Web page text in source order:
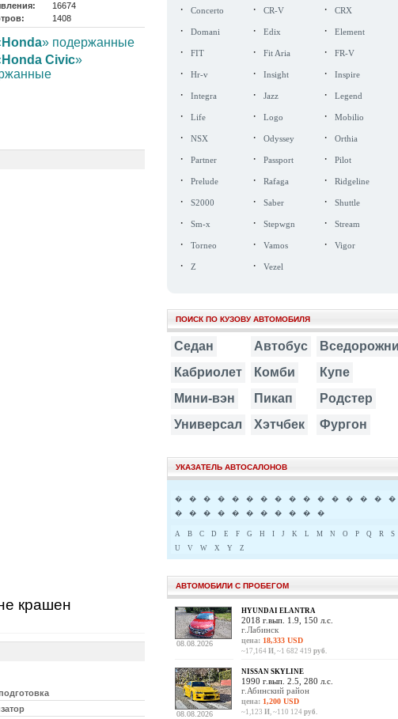
16674
1408
Honda» подержанные
Honda Civic»
крашен
· Concerto · CR-V · CRX
· Domani · Edix · Element
· FIT · Fit Aria · FR-V
· Hr-v · Insight · Inspire
· Integra · Jazz · Legend
· Life · Logo · Mobilio
· NSX · Odyssey · Orthia
· Partner · Passport · Pilot
· Prelude · Rafaga · Ridgeline
· S2000 · Saber · Shuttle
· Sm-x · Stepwgn · Stream
· Torneo · Vamos · Vigor
· Z · Vezel
ПОИСК ПО КУЗОВУ АВТОМОБИЛЯ
Седан Автобус
Кабриолет
Комби
Купе
Мини-вэн
Пикап
Родстер
Универсал
Хэтчбек Фургон
УКАЗАТЕЛЬ АВТОСАЛОНОВ
� � � � � � � � � � � � � � � �
�
� � � � � � � � � �
A B C D E F G H I J K L M N O P Q R S
U
V W X Y Z
АВТОМОБИЛИ С ПРОБЕГОМ
08.08.2026
HYUNDAI ELANTRA
2018 г.вып. 1.9, 150 л.с.
г.Лабинск
цена: 18,333 USD
~17,164 И, ~1 682 419 руб.
08.08.2026
NISSAN SKYLINE
1990 г.вып. 2.5, 280 л.с.
г.Абинский район
цена: 1,200 USD
~1,123 И, ~110 124 руб.